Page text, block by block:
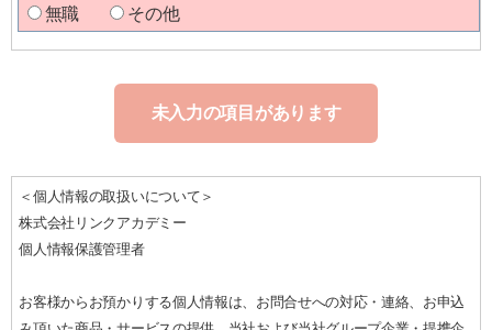
無職
その他
未入力の項目があります
＜個人情報の取扱いについて＞
株式会社リンクアカデミー
個人情報保護管理者
お客様からお預かりする個人情報は、お問合せへの対応・連絡、お申込